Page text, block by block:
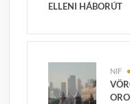
ELLENI HÁBORÚT
NIF